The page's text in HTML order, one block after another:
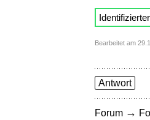
Bearbeitet am
Antwort
Forum →